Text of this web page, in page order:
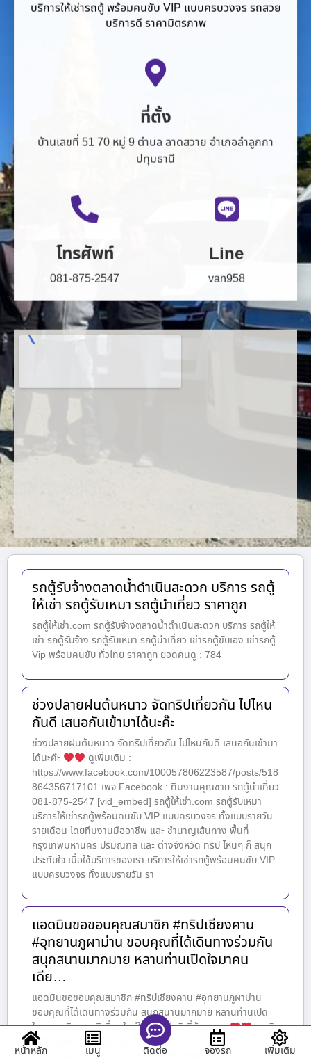
บริการดี ราคามิตรภาพ
ที่ตั้ง
บ้านเลขที่ 51 70 หมู่ 9 ตำบล ลาดสวาย อำเภอลำลูกกา
ปทุมธานี
โทรศัพท์ Line
รถตู้รับจ้างตลาดน้ำดำเนินสะดวก บริการ รถตู้
ให้เช่า รถตู้รับเหมา รถตู้นำเที่ยว ราคาถูก
รถตู้ให้เช่า.com รถตู้รับจ้างตลาดน้ำดำเนินสะดวก บริการ รถตู้ให้
เช่า รถตู้รับจ้าง รถตู้รับเหมา รถตู้นำเที่ยว เช่ารถตู้ขับเอง เช่ารถตู้
Vip พร้อมคนขับ ทั่วไทย ราคาถูก ยอดคนดู : 784
ช่วงปลายฝนต้นหนาว จัดทริปเที่ยวกัน ไปไหน
กันดี เสนอกันเข้ามาได้นะค๊ะ
ช่วงปลายฝนต้นหนาว จัดทริปเที่ยวกัน ไปไหนกันดี เสนอกันเข้ามา
ได้นะค๊ะ
ดูเพิ่มเติม :
https://www.facebook.com/100057806223587/posts/518
864356717101 เพจ Facebook : ทีมงานคุณชาย รถตู้นำเที่ยว
081-875-2547 [vid_embed] รถตู้ให้เช่า.com รถตู้รับเหมา
บริการให้เช่ารถตู้พร้อมคนขับ VIP แบบครบวงจร ทั้งแบบรายวัน
รายเดือน โดยทีมงานมืออาชีพ และ ชำนาญเส้นทาง พื้นที่
กรุงเทพมหานคร ปริมณฑล และ ต่างจังหวัด ทริป ไหนๆ ก็ สนุก
ประทับใจ เมื่อใช้บริการของเรา บริการให้เช่ารถตู้พร้อมคนขับ VIP
แบบครบวงจร ทั้งแบบรายวัน รา
แอดมินขอขอบคุณสมาชิก #ทริปเชียงคาน
#อุทยานภูผาม่าน ขอบคุณที่ได้เดินทางร่วมกัน
สนุกสนานมากมาย หลานท่านเปิดใจมาคน
เดีย…
แอดมินขอขอบคุณสมาชิก #ทริปเชียงคาน #อุทยานภูผาม่าน
ขอบคุณที่ได้เดินทางร่วมกัน สนุกสนานมากมาย หลานท่านเปิด
ใจมาคนเดียว มามีเพื่อนใหม่ในทริป น่ารักที่สุ้ดดดดด
พบกัน
ทริปต่อไปนะค่ะ ดูเพิ่มเติม :
หน้าหลัก เมนู ติดต่อ จองรถ เพิ่มเติม